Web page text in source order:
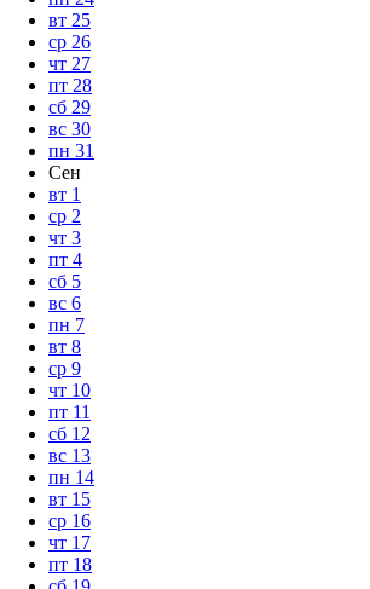
вт 25
ср 26
чт 27
пт 28
сб 29
вс 30
пн 31
Сен
вт 1
ср 2
чт 3
пт 4
сб 5
вс 6
пн 7
вт 8
ср 9
чт 10
пт 11
сб 12
вс 13
пн 14
вт 15
ср 16
чт 17
пт 18